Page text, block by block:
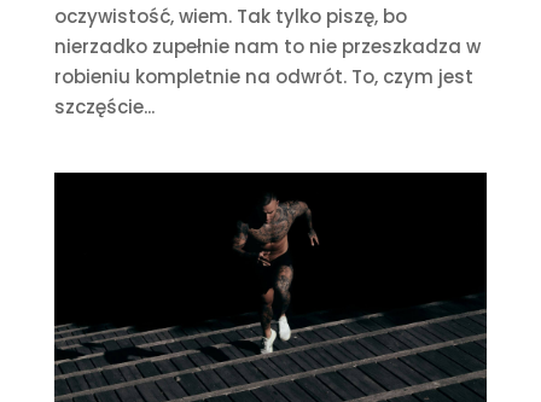
oczywistość, wiem. Tak tylko piszę, bo
nierzadko zupełnie nam to nie przeszkadza w
robieniu kompletnie na odwrót. To, czym jest
szczęście...